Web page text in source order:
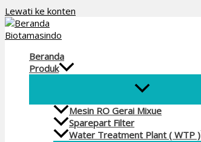
Lewati ke konten
Beranda
Produk
Mesin RO Gerai Mixue
Sparepart Filter
Water Treatment Plant ( WTP )